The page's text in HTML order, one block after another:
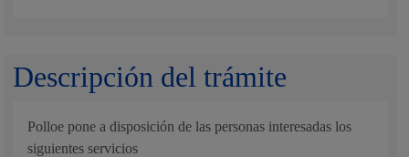
Descripción del trámite
Polloe pone a disposición de las personas interesadas los
siguientes servicios